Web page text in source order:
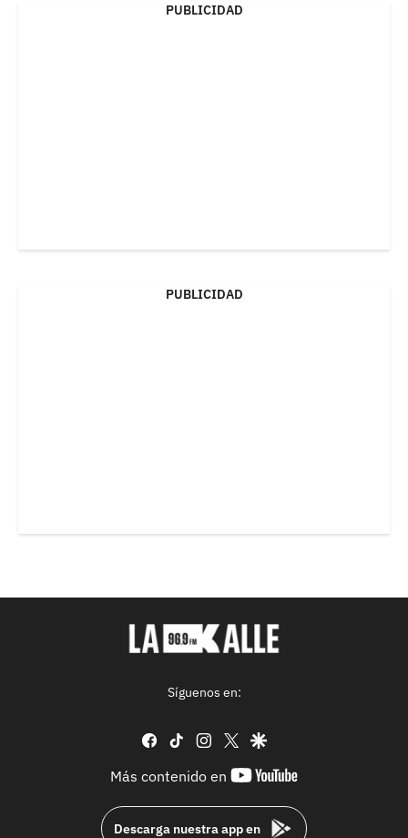
PUBLICIDAD
PUBLICIDAD
Síguenos en:
facebook
tiktok instagram
twittergoogle
Más contenido en
youtube-
Descarga nuestra app en